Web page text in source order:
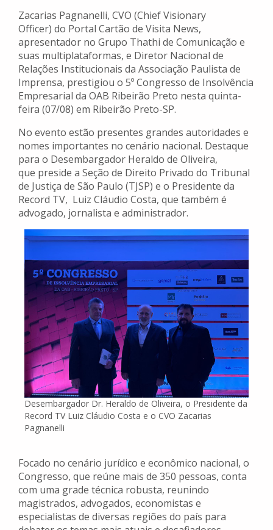
Zacarias Pagnanelli, CVO (Chief Visionary
Officer) do Portal Cartão de Visita News,
apresentador no Grupo Thathi de Comunicação e
suas multiplataformas, e Diretor Nacional de
Relações Institucionais da Associação Paulista de
Imprensa, prestigiou o 5º Congresso de Insolvência
Empresarial da OAB Ribeirão Preto nesta quinta-
feira (07/08) em Ribeirão Preto-SP.
No evento estão presentes grandes autoridades e
nomes importantes no cenário nacional. Destaque
para o Desembargador Heraldo de Oliveira,
que preside a Seção de Direito Privado do Tribunal
de Justiça de São Paulo (TJSP) e o Presidente da
Record TV, Luiz Cláudio Costa, que também é
advogado, jornalista e administrador.
Desembargador Dr. Heraldo de Oliveira, o Presidente da
Record TV Luiz Cláudio Costa e o CVO Zacarias
Pagnanelli
Focado no cenário jurídico e econômico nacional, o
Congresso, que reúne mais de 350 pessoas, conta
com uma grade técnica robusta, reunindo
magistrados, advogados, economistas e
especialistas de diversas regiões do país para